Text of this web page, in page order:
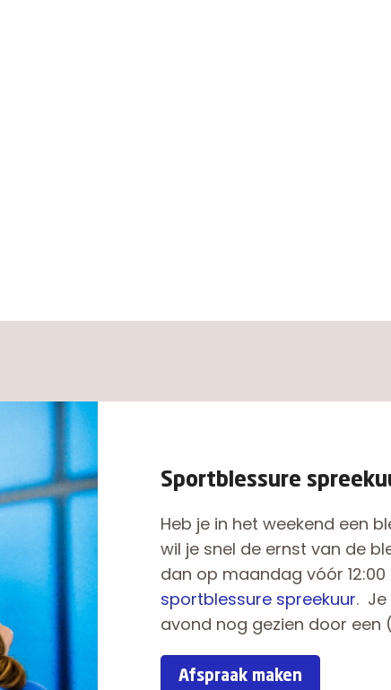
Sportblessure
Heb je in het weekend een
wil je snel de ernst van de
dan op maandag vóór
sportblessure spreekuur. Je
avond nog gezien door
Afspraak maken